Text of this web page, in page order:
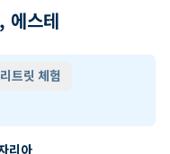
에스테
리트릿 체험
리아